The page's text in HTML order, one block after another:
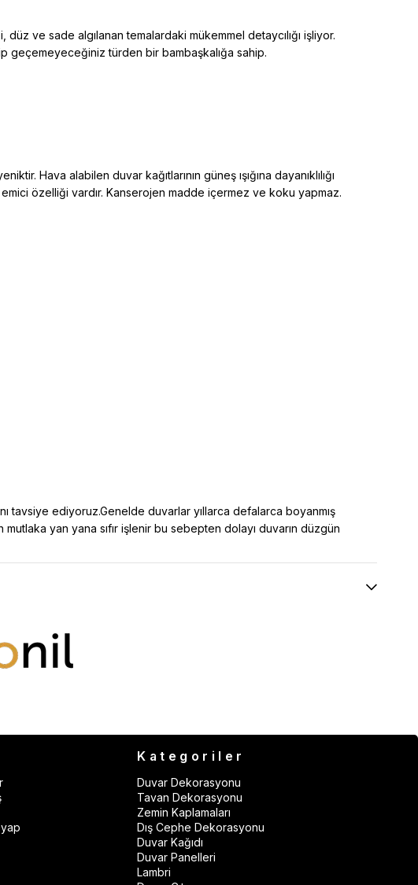
ve sade algılanan temalardaki mükemmel detaycılığı işliyor.
geçemeyeceğiniz türden bir bambaşkalığa sahip.
Hava alabilen duvar kağıtlarının güneş ışığına dayanıklılığı
özelliği vardır. Kanserojen madde içermez ve koku yapmaz.
tavsiye ediyoruz.Genelde duvarlar yıllarca defalarca boyanmış
yan yana sıfır işlenir bu sebepten dolayı duvarın düzgün
Kategoriler
Duvar Dekorasyonu
Tavan Dekorasyonu
Zemin Kaplamaları
Dış Cephe Dekorasyonu
Duvar Kağıdı
Duvar Panelleri
Lambri